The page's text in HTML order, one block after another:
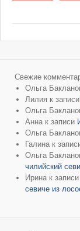
Свежие
Ольга
Лилия к записи
Ольга
Анна к записи
Ольга
Галина к
Ольга
чилийский
Ирина к записи
севиче из